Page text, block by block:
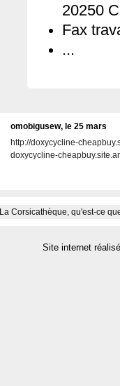
20250
Fax
...
omobigusew, le 25 mars
http://doxycycline-
doxycycline-
La Corsicathèque, qu'est-ce
Site internet